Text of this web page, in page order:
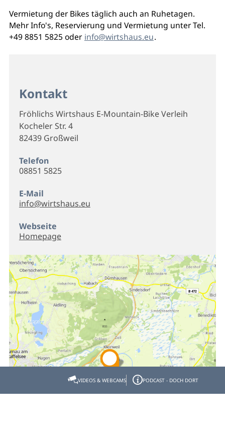
Vermietung der Bikes täglich auch an Ruhetagen.
Mehr Info's, Reservierung und Vermietung unter Tel.
+49 8851 5825 oder info@wirtshaus.eu.
Kontakt
Fröhlichs Wirtshaus E-Mountain-Bike Verleih
Kocheler Str. 4
82439 Großweil
Telefon
08851 5825
E-Mail
info@wirtshaus.eu
Webseite
Homepage
VIDEOS & WEBCAMS PODCAST - DOCH DORT